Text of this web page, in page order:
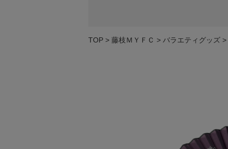
TOP 藤枝ＭＹＦＣ バラエティグッズ